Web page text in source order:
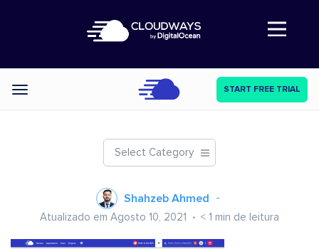
Abre a navegação
Categories START FREE TRIAL
Select Category
Shahzeb Ahmed
Atualizado em Agosto 10, 2021 < 1 min de leitura